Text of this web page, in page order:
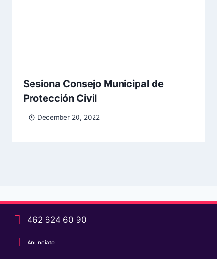
Sesiona Consejo Municipal de
Protección Civil
December 20, 2022
462 624 60 90
Anunciate